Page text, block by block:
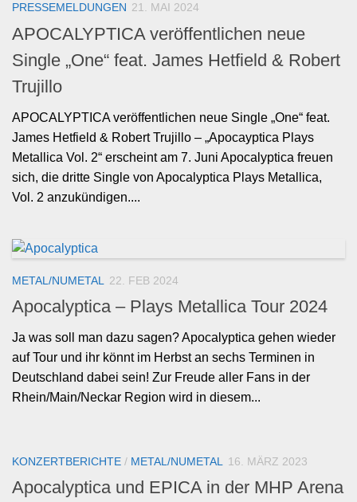
PRESSEMELDUNGEN 21. MAI 2024
APOCALYPTICA veröffentlichen neue
Single „One“ feat. James Hetfield & Robert
Trujillo
APOCALYPTICA veröffentlichen neue Single „One“ feat.
James Hetfield & Robert Trujillo – „Apocayptica Plays
Metallica Vol. 2“ erscheint am 7. Juni Apocalyptica freuen
sich, die dritte Single von Apocalyptica Plays Metallica,
Vol. 2 anzukündigen....
METAL/NUMETAL 22. FEB 2024
Apocalyptica – Plays Metallica Tour 2024
Ja was soll man dazu sagen? Apocalyptica gehen wieder
auf Tour und ihr könnt im Herbst an sechs Terminen in
Deutschland dabei sein! Zur Freude aller Fans in der
Rhein/Main/Neckar Region wird in diesem...
KONZERTBERICHTE / METAL/NUMETAL 16. MÄRZ 2023
Apocalyptica und EPICA in der MHP Arena